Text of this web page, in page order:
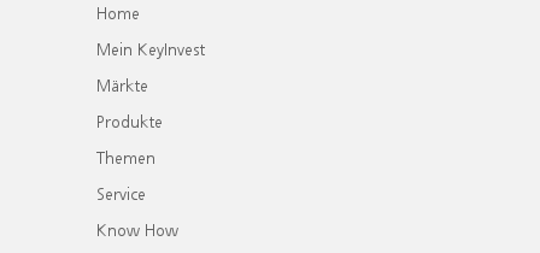
Home
Mein KeyInvest
Märkte
Produkte
Themen
Service
Know How